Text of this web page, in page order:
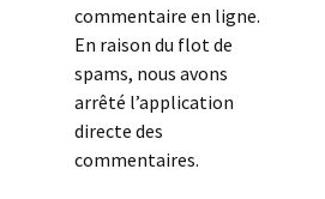
commentaire en ligne.
En raison du flot de
spams, nous avons
arrêté l’application
directe des
commentaires.